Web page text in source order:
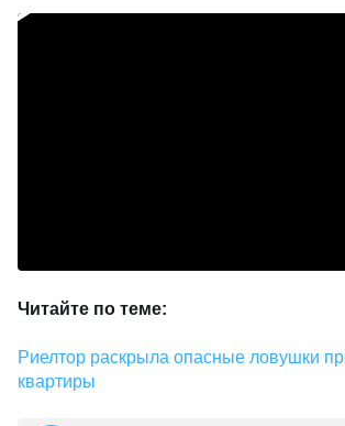
Читайте по теме:
Риелтор раскрыла опасные ловушки
квартиры